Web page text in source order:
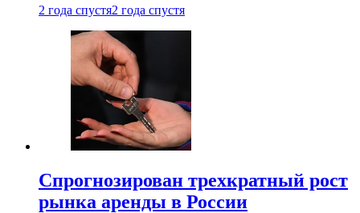
2 года спустя2 года спустя
Спрогнозирован трехкратный рост
рынка аренды в России